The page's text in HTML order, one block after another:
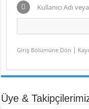
Kullanıcı Adı
Giriş Bölümüne Dön |
Üye &